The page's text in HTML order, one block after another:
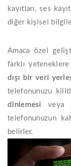
kayıtları, ses
diğer kişisel
Amaca özel
farklı
dışı bir veri
telefonunuzu
dinlemesi
veya
telefonunuzun
belirler.